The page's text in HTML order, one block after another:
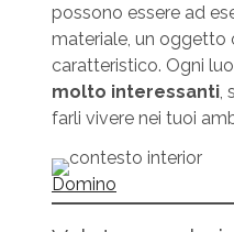
possono essere ad
materiale, un oggetto
caratteristico. Ogni
molto interessanti,
farli vivere nei tuoi
Domino